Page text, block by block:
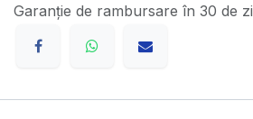
Garanție de rambursare în 30 de